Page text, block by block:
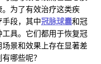
为了有效治疗这类疾
段，其中冠脉球囊和冠
具。它们都用于恢复冠
景和效果上存在显著差
哪些呢？